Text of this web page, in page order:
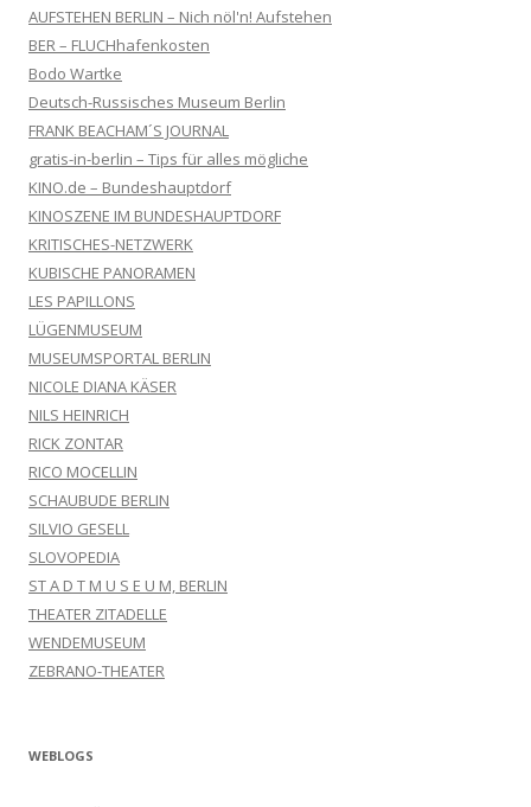
AUFSTEHEN BERLIN – Nich nöl'n! Aufstehen
BER – FLUCHhafenkosten
Bodo Wartke
Deutsch-Russisches Museum Berlin
FRANK BEACHAM´S JOURNAL
gratis-in-berlin – Tips für alles mögliche
KINO.de – Bundeshauptdorf
KINOSZENE IM BUNDESHAUPTDORF
KRITISCHES-NETZWERK
KUBISCHE PANORAMEN
LES PAPILLONS
LÜGENMUSEUM
MUSEUMSPORTAL BERLIN
NICOLE DIANA KÄSER
NILS HEINRICH
RICK ZONTAR
RICO MOCELLIN
SCHAUBUDE BERLIN
SILVIO GESELL
SLOVOPEDIA
ST A D T M U S E U M, BERLIN
THEATER ZITADELLE
WENDEMUSEUM
ZEBRANO-THEATER
WEBLOGS